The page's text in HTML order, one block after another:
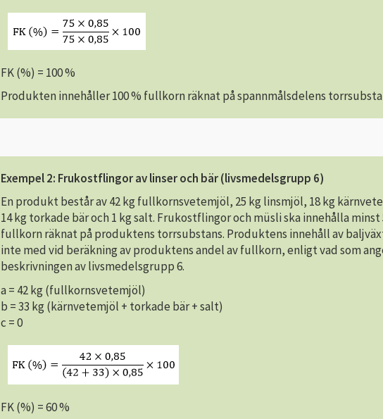
FK (%) = 100 %
Produkten innehåller 100 % fullkorn räknat på spannmålsdelens
Exempel 2: Frukostflingor av linser och bär (livsmedelsgrupp 6)
En produkt består av 42 kg fullkornsvetemjöl, 25 kg linsmjöl, 18 kg
14 kg torkade bär och 1 kg salt. Frukostflingor och müsli ska innehålla minst
fullkorn räknat på produktens torrsubstans. Produktens innehåll av
inte med vid beräkning av produktens andel av fullkorn, enligt vad som
beskrivningen av livsmedelsgrupp 6.
a = 42 kg (fullkornsvetemjöl)
b = 33 kg (kärnvetemjöl + torkade bär + salt)
c = 0
FK (%) = 60 %